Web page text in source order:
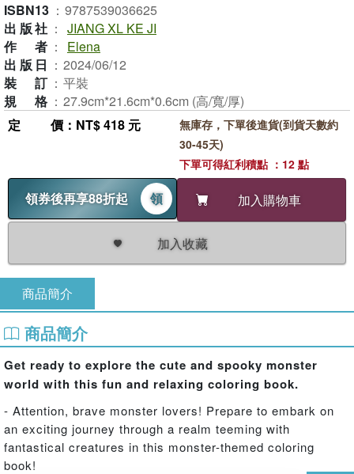
ISBN13 ： 9787539036625
出版社 ： JIANG XL KE JI
作者 ：
Elena
出版日 ： 2024/06/12
裝訂 ： 平裝
規格 ： 27.9cm*21.6cm*0.6cm (高/寬/厚)
定價 ：NT$ 418 元
領券後再享88折起 領 加入購物車
加入收藏
無庫存，下單後進貨(到貨天數約
30-45天)
下單可得紅利積點 ：12 點
商品簡介
商品簡介
Get ready to explore the cute and spooky monster
world with this fun and relaxing coloring book.
- Attention, brave monster lovers! Prepare to embark on
an exciting journey through a realm teeming with
fantastical creatures in this monster-themed coloring
book!